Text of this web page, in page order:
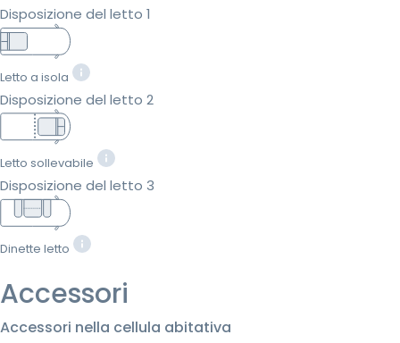
Disposizione del letto 1
Letto a isola
Disposizione del letto 2
Letto sollevabile
Disposizione del letto 3
Dinette letto
Accessori
Accessori nella cellula abitativa